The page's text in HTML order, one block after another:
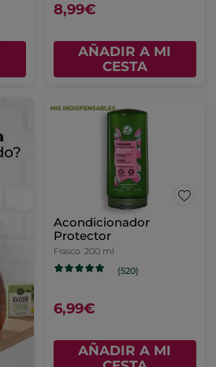
8,99€
AÑADIR A MI
CESTA
Acondicionador
Protector
Frasco 200 ml
(520)
6,99€
AÑADIR A MI